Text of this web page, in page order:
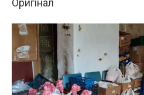
Оригінал